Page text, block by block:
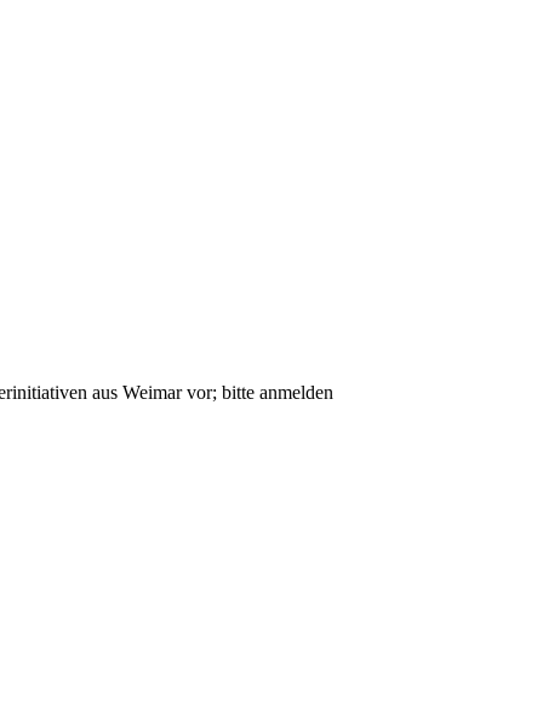
aus Weimar vor; bitte anmelden